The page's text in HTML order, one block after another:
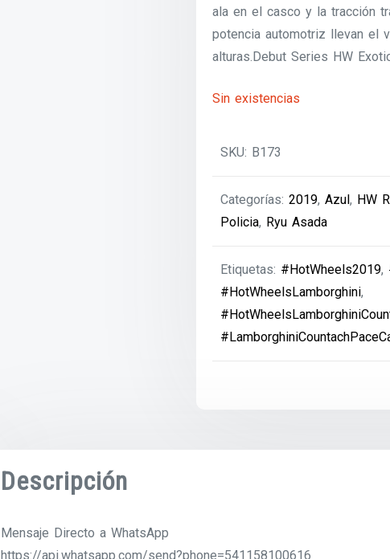
ala en el casco y la tracción
potencia automotriz llevan el
alturas.Debut Series HW
Sin existencias
SKU: B173
Categorías:2019,Azul, HW
Policia, Ryu Asada
Etiquetas: #HotWheels2019,
#HotWheelsLamborghini,
Descripción
Mensaje Directo a WhatsApp
https://api.whatsapp.com/send?phone=541158100616